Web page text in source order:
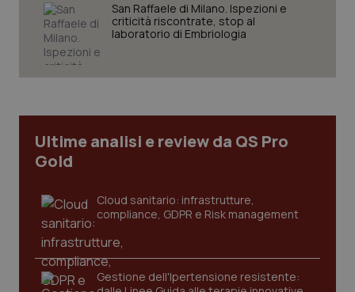
San Raffaele di Milano. Ispezioni e
criticità riscontrate, stop al
laboratorio di Embriologia
Ultime analisi e review da QS Pro
Gold
Cloud sanitario: infrastrutture,
compliance, GDPR e Risk management
Gestione dell'Ipertensione resistente:
I cookie necessari contribuiscono a rendere fruibile il
sito web abilitandone funzionalità di base quali la
navigazione sulle pagine e l'accesso alle aree
protette del sito. Il sito web non è in grado di
funzionare correttamente senza questi cookie.
VISITOR_PRIVACY_METADATA
YouTube
5